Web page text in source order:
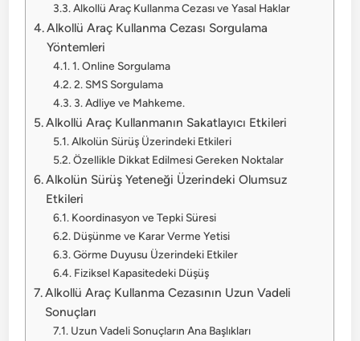
Alkollü Araç Kullanma Cezası ve Yasal Haklar
Alkollü Araç Kullanma Cezası Sorgulama
Yöntemleri
1. Online Sorgulama
2. SMS Sorgulama
3. Adliye ve Mahkeme.
Alkollü Araç Kullanmanın Sakatlayıcı Etkileri
Alkolün Sürüş Üzerindeki Etkileri
Özellikle Dikkat Edilmesi Gereken Noktalar
Alkolün Sürüş Yeteneği Üzerindeki Olumsuz
Etkileri
Koordinasyon ve Tepki Süresi
Düşünme ve Karar Verme Yetisi
Görme Duyusu Üzerindeki Etkiler
Fiziksel Kapasitedeki Düşüş
Alkollü Araç Kullanma Cezasının Uzun Vadeli
Sonuçları
Uzun Vadeli Sonuçların Ana Başlıkları